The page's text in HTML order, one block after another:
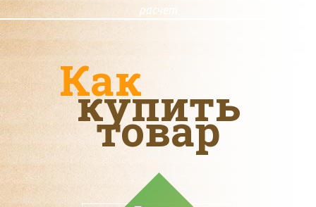
расчет
Как
купить
товар